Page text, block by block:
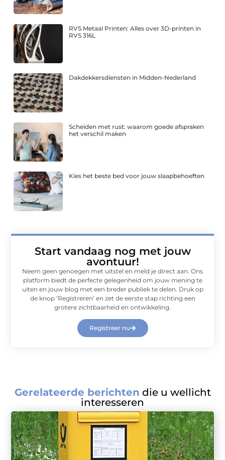
RVS Metaal Printen: Alles over 3D-printen in
RVS 316L
Dakdekkersdiensten in Midden-Nederland
Scheiden met rust: waarom goede afspraken
het verschil maken
Kies het beste bed voor jouw slaapbehoeften
Start vandaag nog met jouw
avontuur!
Neem geen genoegen met uitstel en meld je direct aan. Ons
platform biedt de perfecte gelegenheid om jouw mening te
uiten en jouw blog met een breder publiek te delen. Druk op
de knop ‘Registreren’ en zet de eerste stap richting een
grotere zichtbaarheid en ontwikkeling.
Registreer nu
Gerelateerde berichten die u wellicht
interesseren